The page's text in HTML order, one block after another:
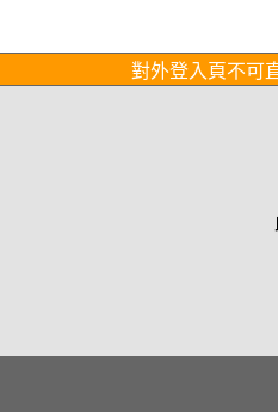
對外登入頁不可